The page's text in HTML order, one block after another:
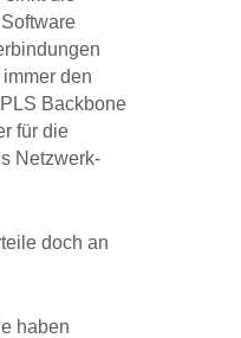
den
Backbone
für die
Netzwerk-
doch an
haben